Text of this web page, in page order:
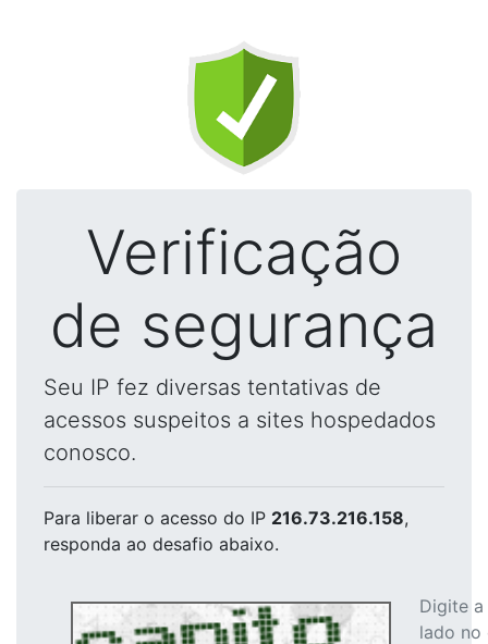
Verificação
de segurança
Seu IP fez diversas tentativas de
acessos suspeitos a sites hospedados
conosco.
Para liberar o acesso do IP 216.73.216.158,
responda ao desafio abaixo.
Digite
lado no